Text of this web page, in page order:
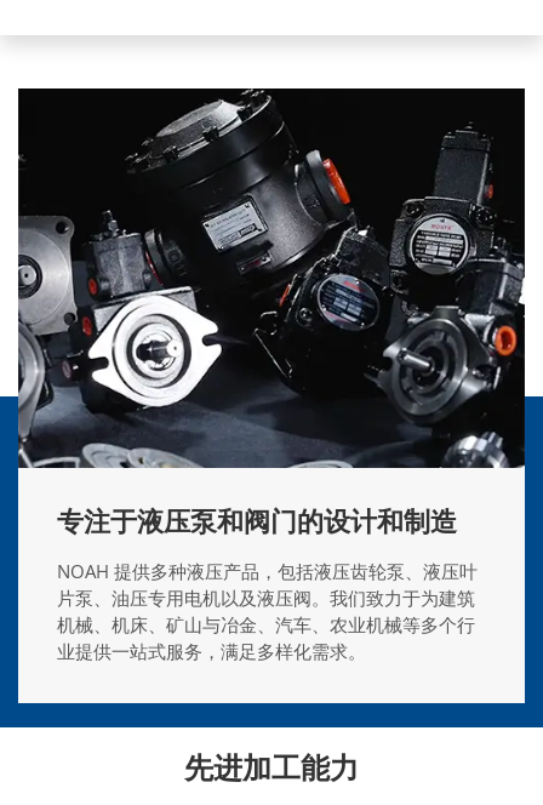
专注于液压泵和阀门的设计和制造
NOAH 提供多种液压产品，包括液压齿轮泵、液压叶
片泵、油压专用电机以及液压阀。我们致力于为建筑
机械、机床、矿山与冶金、汽车、农业机械等多个行
业提供一站式服务，满足多样化需求。
先进加工能力